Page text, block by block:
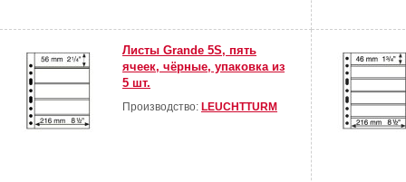
Листы Grande 5S, пять
ячеек, чёрные, упаковка из
5 шт.
Производство: LEUCHTTURM